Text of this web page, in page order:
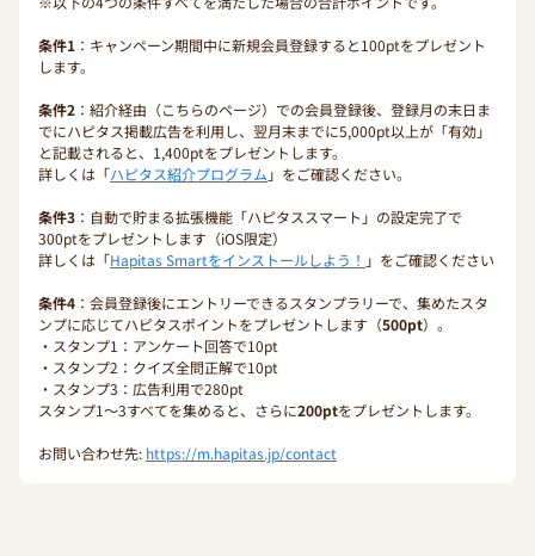
条件1 ：キャンペーン期間中に新規会員登録すると100ptをプレゼント
します。
条件2 ：紹介経由（こちらのページ）での会員登録後、登録月の末日ま
でにハピタス掲載広告を利用し、翌月末までに5,000pt以上が「有効」
と記載されると、1,400ptをプレゼントします。
詳しくは「ハピタス紹介プログラム 」をご確認ください。
条件3 ：自動で貯まる拡張機能「ハピタススマート」の設定完了で
300ptをプレゼントします（iOS限定）
詳しくは「Hapitas Smartをインストールしよう！ 」をご確認ください
条件4 ：会員登録後にエントリーできるスタンプラリーで、集めたスタ
ンプに応じてハピタスポイントをプレゼントします（500pt）。
・スタンプ1：アンケート回答で10pt
・スタンプ2：クイズ全問正解で10pt
・スタンプ3：広告利用で280pt
スタンプ1〜3すべてを集めると、さらに200ptをプレゼントします。
お問い合わせ先: https://m.hapitas.jp/contact